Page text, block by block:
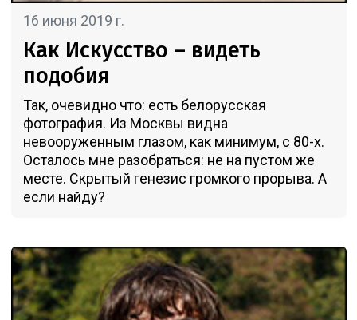
16 июня 2019 г.
Как Искусство – видеть
подобия
Так, очевидно что: есть белорусская
фотография. Из Москвы видна
невооруженным глазом, как минимум, с 80-х.
Осталось мне разобраться: не на пустом же
месте. Скрытый генезис громкого прорыва. А
если найду?